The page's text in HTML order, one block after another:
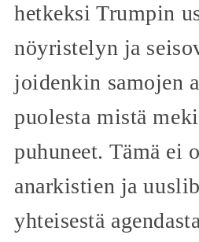
hetkeksi Trumpin
nöyristelyn ja
joidenkin samojen
puolesta mistä
puhuneet. Tämä ei
anarkistien ja
yhteisestä